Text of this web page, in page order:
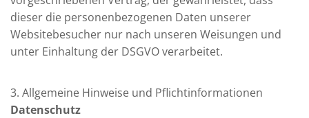
dieser die personenbezogenen Daten unserer
Websitebesucher nur nach unseren Weisungen und
unter Einhaltung der DSGVO verarbeitet.
3. Allgemeine Hinweise und Pflicht­informationen
Datenschutz